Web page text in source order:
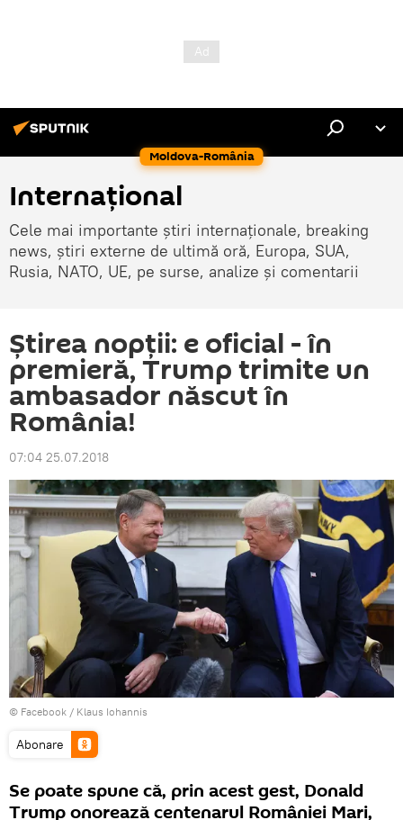
Moldova-România
Internaţional
Cele mai importante știri internaționale, breaking
news, știri externe de ultimă oră, Europa, SUA,
Rusia, NATO, UE, pe surse, analize și comentarii
Știrea nopții: e oficial - în
premieră, Trump trimite un
ambasador născut în
România!
07:04 25.07.2018
© Facebook / Klaus Iohannis
Abonare
Se poate spune că, prin acest gest, Donald
Trump onorează centenarul României Mari,